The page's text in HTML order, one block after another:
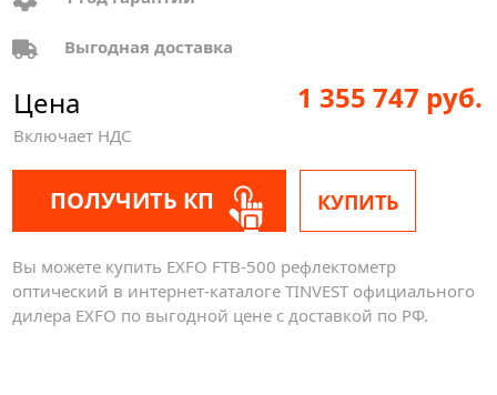
Выгодная доставка
Цена
Включает НДС
1 355 747 руб.
ПОЛУЧИТЬ КП КУПИТЬ
Вы можете купить EXFO FTB-500 рефлектометр
оптический в интернет-каталоге TINVEST официального
дилера EXFO по выгодной цене с доставкой по РФ.